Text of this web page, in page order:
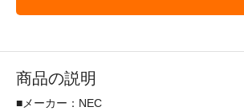
商品の説明
■メーカー：NEC